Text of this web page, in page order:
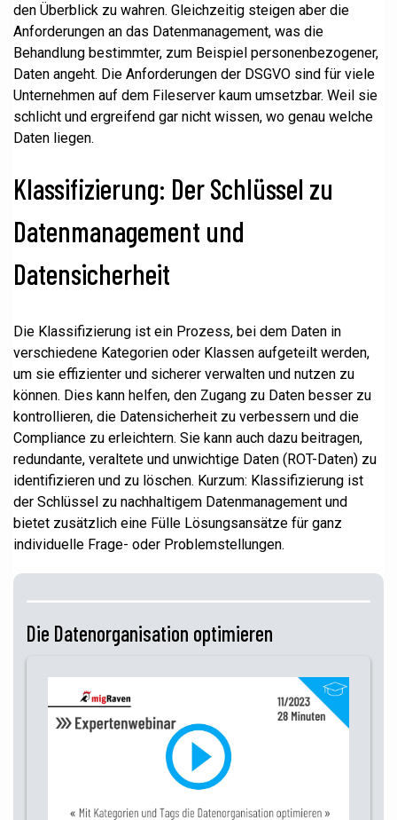
den Überblick zu wahren. Gleichzeitig steigen aber die
Anforderungen an das Datenmanagement, was die
Behandlung bestimmter, zum Beispiel personenbezogener,
Daten angeht. Die Anforderungen der DSGVO sind für viele
Unternehmen auf dem Fileserver kaum umsetzbar. Weil sie
schlicht und ergreifend gar nicht wissen, wo genau welche
Daten liegen.
Klassifizierung: Der Schlüssel zu
Datenmanagement und
Datensicherheit
Die Klassifizierung ist ein Prozess, bei dem Daten in
verschiedene Kategorien oder Klassen aufgeteilt werden,
um sie effizienter und sicherer verwalten und nutzen zu
können. Dies kann helfen, den Zugang zu Daten besser zu
kontrollieren, die Datensicherheit zu verbessern und die
Compliance zu erleichtern. Sie kann auch dazu beitragen,
redundante, veraltete und unwichtige Daten (ROT-Daten) zu
identifizieren und zu löschen. Kurzum: Klassifizierung ist
der Schlüssel zu nachhaltigem Datenmanagement und
bietet zusätzlich eine Fülle Lösungsansätze für ganz
individuelle Frage- oder Problemstellungen.
Die Datenorganisation optimieren